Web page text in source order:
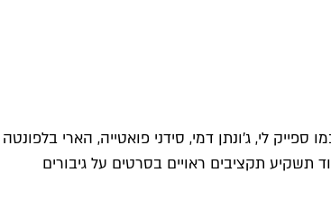
לי, ג'ונתן דמי, סידני פואטייה, הארי בלפונטה
תשקיע תקציבים ראויים בסרטים על גיבורים